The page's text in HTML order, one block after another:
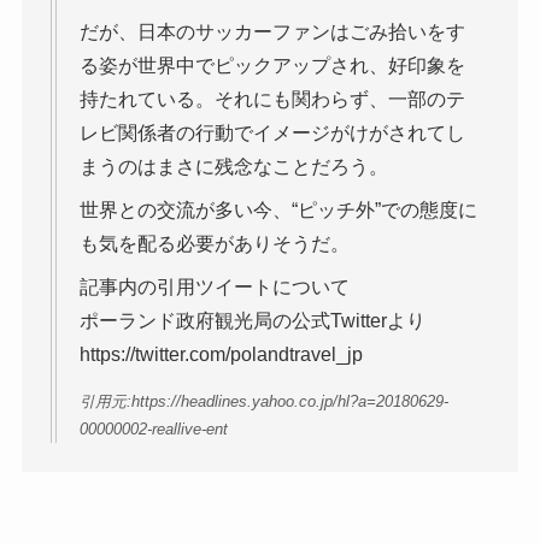
だが、日本のサッカーファンはごみ拾いをす
る姿が世界中でピックアップされ、好印象を
持たれている。それにも関わらず、一部のテ
レビ関係者の行動でイメージがけがされてし
まうのはまさに残念なことだろう。
世界との交流が多い今、“ピッチ外”での態度に
も気を配る必要がありそうだ。
記事内の引用ツイートについて
ポーランド政府観光局の公式Twitterより
https://twitter.com/polandtravel_jp
引用元:https://headlines.yahoo.co.jp/hl?a=20180629-
00000002-reallive-ent